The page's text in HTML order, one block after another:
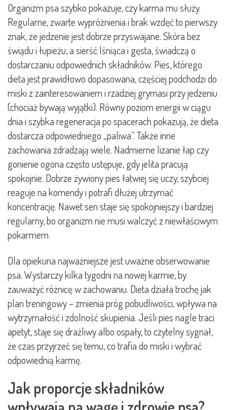
Organizm psa szybko pokazuje, czy karma mu służy.
Regularne, zwarte wypróżnienia i brak wzdęć to pierwszy
znak, że jedzenie jest dobrze przyswajane. Skóra bez
świądu i łupieżu, a sierść lśniąca i gęsta, świadczą o
dostarczaniu odpowiednich składników. Pies, którego
dieta jest prawidłowo dopasowana, częściej podchodzi do
miski z zainteresowaniem i rzadziej grymasi przy jedzeniu
(chociaż bywają wyjątki). Równy poziom energii w ciągu
dnia i szybka regeneracja po spacerach pokazują, że dieta
dostarcza odpowiedniego „paliwa”. Także inne
zachowania zdradzają wiele. Nadmierne lizanie łap czy
gonienie ogona często ustępuje, gdy jelita pracują
spokojnie. Dobrze żywiony pies łatwiej się uczy, szybciej
reaguje na komendy i potrafi dłużej utrzymać
koncentrację. Nawet sen staje się spokojniejszy i bardziej
regularny, bo organizm nie musi walczyć z niewłaściwym
pokarmem.
Dla opiekuna najważniejsze jest uważne obserwowanie
psa. Wystarczy kilka tygodni na nowej karmie, by
zauważyć różnicę w zachowaniu. Dieta działa trochę jak
plan treningowy – zmienia próg pobudliwości, wpływa na
wytrzymałość i zdolność skupienia. Jeśli pies nagle traci
apetyt, staje się drażliwy albo ospały, to czytelny sygnał,
że czas przyjrzeć się temu, co trafia do miski i wybrać
odpowiednią karmę.
Jak proporcje składników